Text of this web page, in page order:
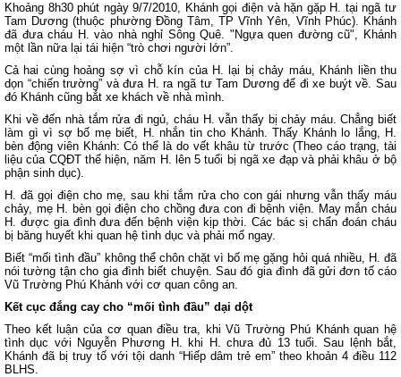
Khoảng 8h30 phút ngày 9/7/2010, Khánh gọi điện và hặn gặp H. tại ngã tư
Tam Dương (thuộc phường Đồng Tâm, TP Vĩnh Yên, Vĩnh Phúc). Khánh
đã đưa cháu H. vào nhà nghỉ Sông Quê. "Ngựa quen đường cũ", Khánh
một lần nữa lại tái hiện “trò chơi người lớn”.
Cả hai cùng hoảng sợ vì chỗ kín của H. lại bị chảy máu, Khánh liền thu
dọn “chiến trường” và đưa H. ra ngã tư Tam Dương để đi xe buýt về. Sau
đó Khánh cũng bắt xe khách về nhà mình.
Khi về đến nhà tắm rửa đi ngủ, cháu H. vẫn thấy bị chảy máu. Chẳng biết
làm gì vì sợ bố mẹ biết, H. nhắn tin cho Khánh. Thấy Khánh lo lắng, H.
bèn động viên Khánh: Có thể là do vết khâu từ trước (Theo cáo trạng, tài
liệu của CQĐT thể hiện, năm H. lên 5 tuổi bị ngã xe đạp và phải khâu ở bộ
phận sinh dục).
H. đã gọi điện cho mẹ, sau khi tắm rửa cho con gái nhưng vẫn thấy máu
chảy, mẹ H. bèn gọi điện cho chồng đưa con đi bệnh viện. May mắn cháu
H. được gia đình đưa đến bệnh viện kịp thời. Các bác sị chẩn đoán cháu
bị băng huyết khi quan hệ tình dục và phải mổ ngay.
Biết “mối tình đầu” không thể chôn chặt vì bố mẹ gặng hỏi quá nhiều, H. đã
nói tường tận cho gia đình biết chuyện. Sau đó gia đình đã gửi đơn tố cáo
Vũ Trường Phú Khánh với cơ quan công an.
Kết cục đắng cay cho “mối tình đầu” dại dột
Theo kết luận của cơ quan điều tra, khi Vũ Trường Phú Khánh quan hệ
tình dục với Nguyễn Phương H. khi H. chưa đủ 13 tuổi. Sau lệnh bắt,
Khánh đã bị truy tố với tội danh “Hiếp dâm trẻ em” theo khoản 4 điều 112
BLHS.